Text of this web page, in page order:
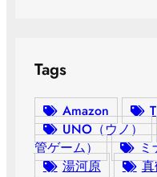
Tags
Amazon
UNO（ウノ）
管ゲーム）
ミ
湯河原